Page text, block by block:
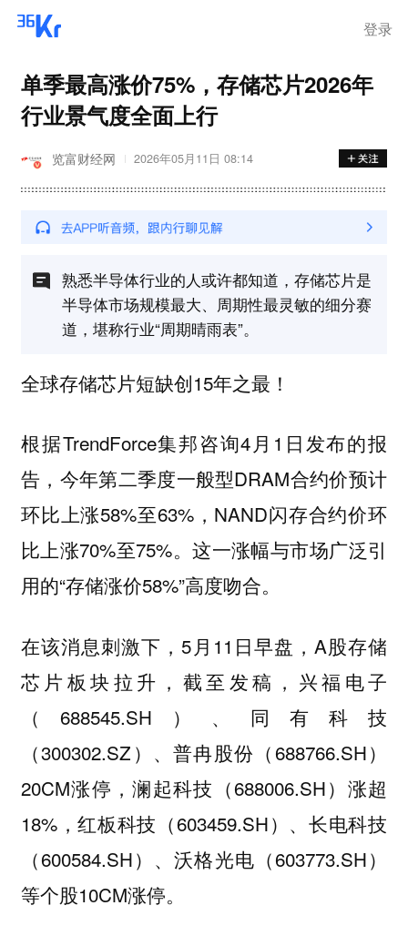
登录
单季最高涨价75%，存储芯片2026年
行业景气度全面上行
览富财经网 2026年05月11日 08:14
熟悉半导体行业的人或许都知道，存储芯片是
半导体市场规模最大、周期性最灵敏的细分赛
道，堪称行业“周期晴雨表”。
全球存储芯片短缺创15年之最！
根据TrendForce集邦咨询4月1日发布的报
告，今年第二季度一般型DRAM合约价预计
环比上涨58%至63%，NAND闪存合约价环
比上涨70%至75%。这一涨幅与市场广泛引
用的“存储涨价58%”高度吻合。
在该消息刺激下，5月11日早盘，A股存储
芯片板块拉升，截至发稿，兴福电子
（688545.SH）、同有科技
（300302.SZ）、普冉股份（688766.SH）
20CM涨停，澜起科技（688006.SH）涨超
18%，红板科技（603459.SH）、长电科技
（600584.SH）、沃格光电（603773.SH）
等个股10CM涨停。